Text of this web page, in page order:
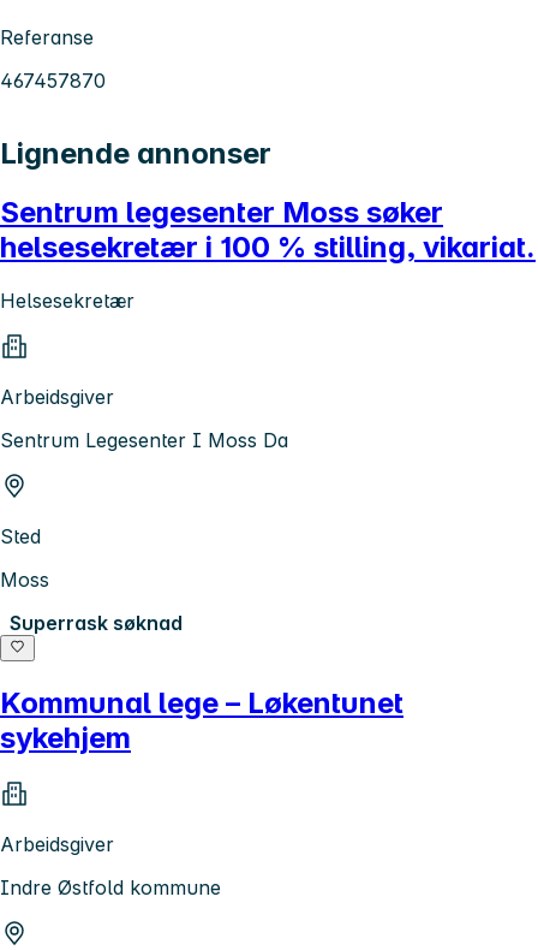
Referanse
467457870
Lignende annonser
Sentrum legesenter Moss søker
helsesekretær i 100 % stilling, vikariat.
Helsesekretær
Arbeidsgiver
Sentrum Legesenter I Moss Da
Sted
Moss
Superrask søknad
Kommunal lege – Løkentunet
sykehjem
Arbeidsgiver
Indre Østfold kommune